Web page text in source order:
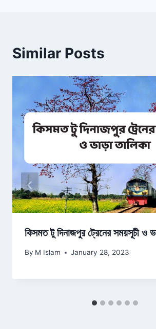
Similar Posts
কিসমত টু দিনাজপুর ট্রেনের সময়সূচী ও
By M Islam January 28, 2023